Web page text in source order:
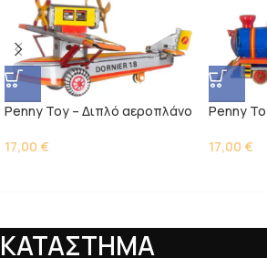
Penny Toy – Διπλό αεροπλάνο
17,00 €
Penny
17,00 €
ΚΑΤΑΣΤΗΜΑ